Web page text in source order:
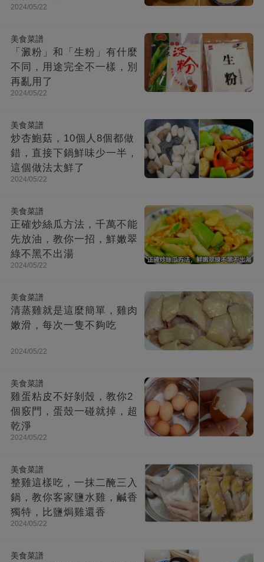
2024/05/22
美食菜譜
「澱粉」和「生粉」有什麼
不同，用途完全不一樣，別
再亂用了
2024/05/22
美食菜譜
炒杏鮑菇，10個人8個都做
錯，直接下鍋鮮味少一半，
這個做法太鮮了
2024/05/22
美食菜譜
正確炒絲瓜方法，千萬不能
先放油，教你一招，鮮嫩翠
綠不黑不出湯
2024/05/22
美食菜譜
清蒸雞就是這麼簡單，雞肉
嫩滑，每次一隻不夠吃
2024/05/22
美食菜譜
雞蛋粘皮不好剝殼，教你2
個竅門，蛋殼一碰就掉，超
乾淨
2024/05/22
美食菜譜
整雞這樣吃，一抹二醃三入
鍋，教你客家鹽水雞，鹹香
獨特，比鹽焗雞還香
2024/05/22
美食菜譜